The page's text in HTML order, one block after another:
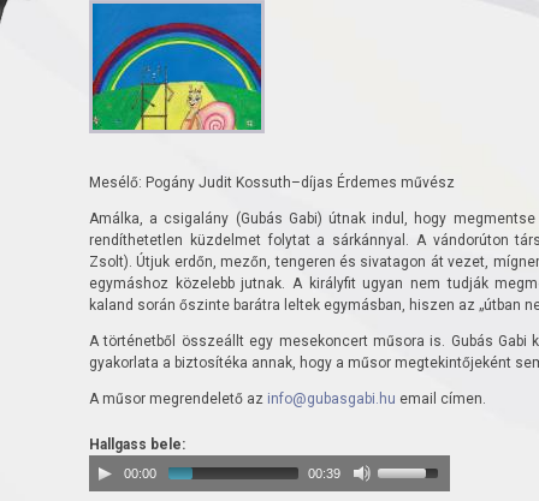
Mesélő: Pogány Judit Kossuth–díjas Érdemes művész
Amálka, a csigalány (Gubás Gabi) útnak indul, hogy
rendíthetetlen küzdelmet folytat a sárkánnyal. A vándorúton
Zsolt). Útjuk erdőn, mezőn, tengeren és sivatagon át vezet,
egymáshoz közelebb jutnak. A királyfit ugyan nem tudják
kaland során őszinte barátra leltek egymásban, hiszen az „útban
A történetből összeállt egy mesekoncert műsora is. Gubás Gabi
gyakorlata a biztosítéka annak, hogy a műsor megtekintőjeként
A műsor megrendelető az info@gubasgabi.hu email címen.
Hallgass bele:
00:00 00:39